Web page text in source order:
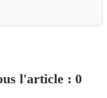
l'article : 0